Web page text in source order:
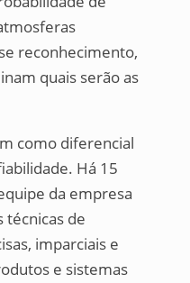
reconhecimento,
quais serão as
como diferencial
Há 15
da empresa
técnicas de
imparciais e
e sistemas